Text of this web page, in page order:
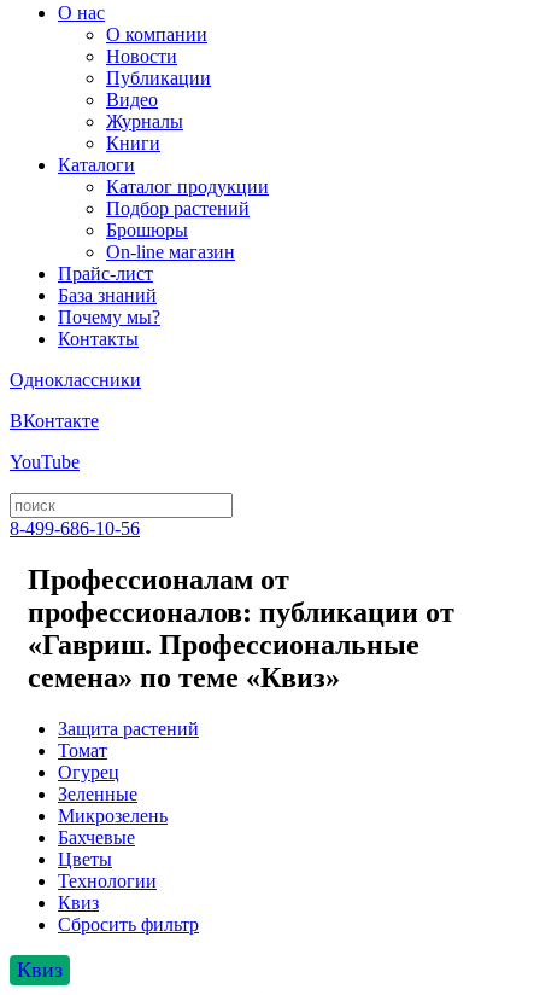
О нас
О компании
Новости
Публикации
Видео
Журналы
Книги
Каталоги
Каталог продукции
Подбор растений
Брошюры
On-line магазин
Прайс-лист
База знаний
Почему мы?
Контакты
Одноклассники
ВКонтакте
YouTube
8-499-686-10-56
Профессионалам от
профессионалов: публикации от
«Гавриш. Профессиональные
семена» по теме «Квиз»
Защита растений
Томат
Огурец
Зеленные
Микрозелень
Бахчевые
Цветы
Технологии
Квиз
Сбросить фильтр
Квиз